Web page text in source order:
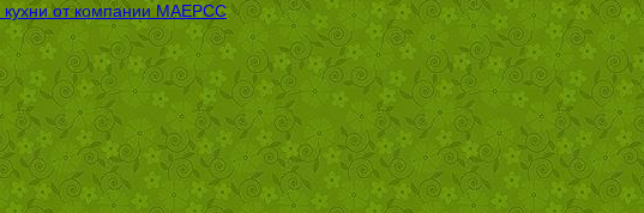
кухни от компании МАЕРСС